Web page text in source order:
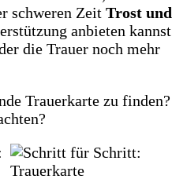
schweren Zeit Trost und
anbieten kannst
die Trauer noch mehr
Trauerkarte zu finden?